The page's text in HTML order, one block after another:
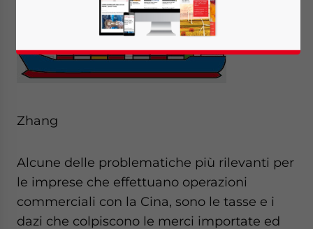
Zhang
Alcune delle problematiche più rilevanti per
le imprese che effettuano operazioni
commerciali con la Cina, sono le tasse e i
dazi che colpiscono le merci importate ed